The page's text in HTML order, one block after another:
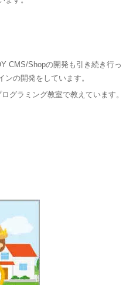
CMS/Shopの開発も引き続き行っ
の開発をしています。
グラミング教室で教えています。